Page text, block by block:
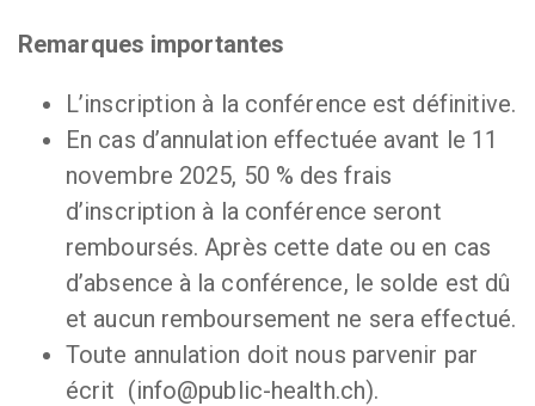
Remarques importantes
L’inscription à la conférence est définitive.
En cas d’annulation effectuée avant le 11
novembre 2025, 50 % des frais
d’inscription à la conférence seront
remboursés. Après cette date ou en cas
d’absence à la conférence, le solde est dû
et aucun remboursement ne sera effectué.
Toute annulation doit nous parvenir par
écrit (info@public-health.ch).